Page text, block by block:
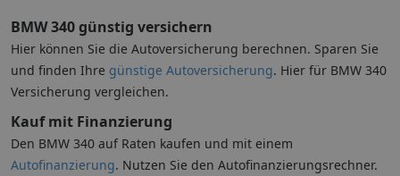
BMW 340 günstig versichern
Hier können Sie die Autoversicherung berechnen. Sparen Sie
und finden Ihre günstige Autoversicherung. Hier für BMW 340
Versicherung vergleichen.
Kauf mit Finanzierung
Den BMW 340 auf Raten kaufen und mit einem
Autofinanzierung. Nutzen Sie den Autofinanzierungsrechner.